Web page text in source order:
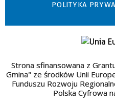
POLITYKA
Strona sfinansowana z
Gmina" ze środków Unii
Funduszu Rozwoju
Polska Cyfrowa